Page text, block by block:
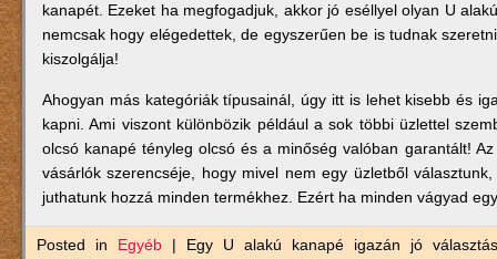
kanapét. Ezeket ha megfogadjuk, akkor jó eséllyel olyan U
nemcsak hogy elégedettek, de egyszerűen be is tudnak
kiszolgálja!
Ahogyan más kategóriák típusainál, úgy itt is lehet kisebb és
kapni. Ami viszont különbözik például a sok többi üzlettel
olcsó kanapé tényleg olcsó és a minőség valóban garantált!
vásárlók szerencséje, hogy mivel nem egy üzletből
juthatunk hozzá minden termékhez. Ezért ha minden vágyad
Posted in Egyéb | Egy U alakú kanapé igazán jó